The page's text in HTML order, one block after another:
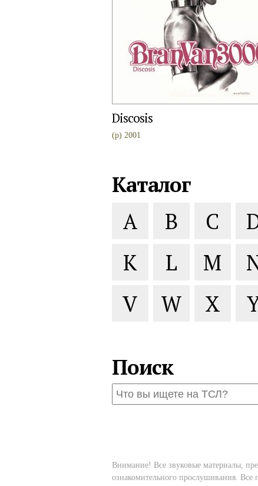
Discosis
(p) 2001
Каталог
A B C
K
L M
V
W X
Поиск
Внимание! Все звуковые материалы,
ознакомительного прослушивания. Все